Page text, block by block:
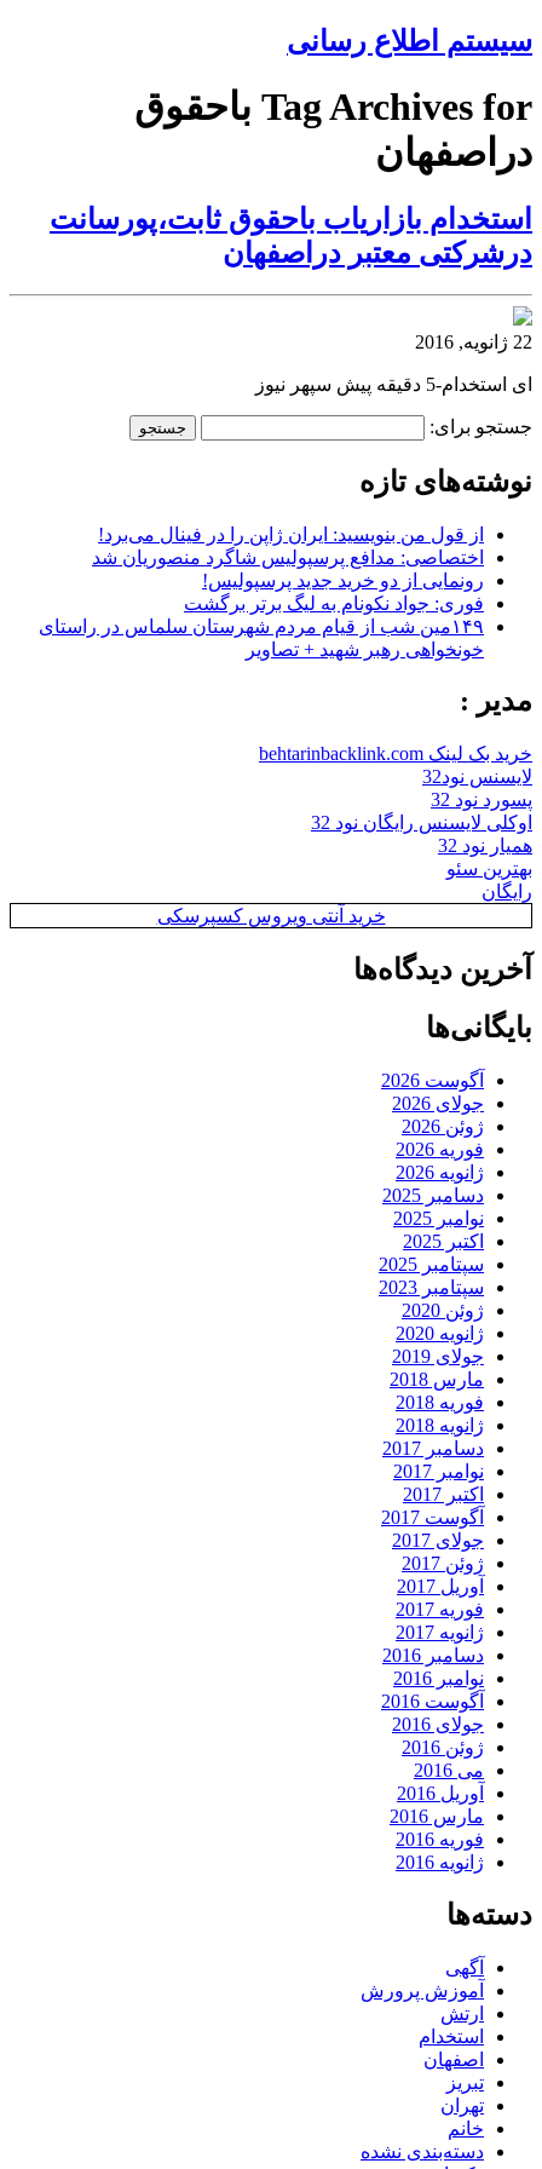
سیستم اطلاع رسانی
Tag Archives for باحقوق
دراصفهان
استخدام بازاریاب باحقوق ثابت،پورسانت
درشرکتی معتبر دراصفهان
22 ژانویه, 2016
ای استخدام-5 دقیقه پیش سپهر نیوز
جستجو برای:
نوشته‌های تازه
از قول من بنویسید: ایران ژاپن را در فینال می‌برد!
اختصاصی: مدافع پرسپولیس شاگرد منصوریان شد
رونمایی از دو خرید جدید پرسپولیس!
فوری: جواد نکونام به لیگ برتر برگشت
۱۴۹مین شب از قیام مردم شهرستان سلماس در راستای
خونخواهی رهبر شهید + تصاویر
مدیر :
خرید بک لینک behtarinbacklink.com
لایسنس نود32
پسورد نود 32
اوکلی لایسنس رایگان نود 32
همیار نود 32
بهترین سئو
رایگان
خرید آنتی ویروس کسپرسکی
آخرین دیدگاه‌ها
بایگانی‌ها
آگوست 2026
جولای 2026
ژوئن 2026
فوریه 2026
ژانویه 2026
دسامبر 2025
نوامبر 2025
اکتبر 2025
سپتامبر 2025
سپتامبر 2023
ژوئن 2020
ژانویه 2020
جولای 2019
مارس 2018
فوریه 2018
ژانویه 2018
دسامبر 2017
نوامبر 2017
اکتبر 2017
آگوست 2017
جولای 2017
ژوئن 2017
آوریل 2017
فوریه 2017
ژانویه 2017
دسامبر 2016
نوامبر 2016
آگوست 2016
جولای 2016
ژوئن 2016
می 2016
آوریل 2016
مارس 2016
فوریه 2016
ژانویه 2016
دسته‌ها
آگهی
آموزش پرورش
ارتش
استخدام
اصفهان
تبریز
تهران
خانم
دسته‌بندی نشده